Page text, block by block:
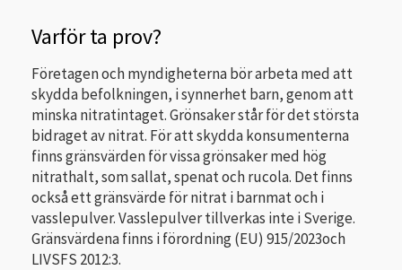
Varför ta prov?
Företagen och myndigheterna bör arbeta med att
skydda befolkningen, i synnerhet barn, genom att
minska nitratintaget. Grönsaker står för det största
bidraget av nitrat. För att skydda konsumenterna
finns gränsvärden för vissa grönsaker med hög
nitrathalt, som sallat, spenat och rucola. Det finns
också ett gränsvärde för nitrat i barnmat och i
vasslepulver. Vasslepulver tillverkas inte i Sverige.
Gränsvärdena finns i förordning (EU) 915/2023och
LIVSFS 2012:3.